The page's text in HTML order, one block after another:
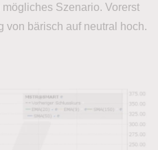
Szenario. Vorerst
von bärisch auf neutral hoch.